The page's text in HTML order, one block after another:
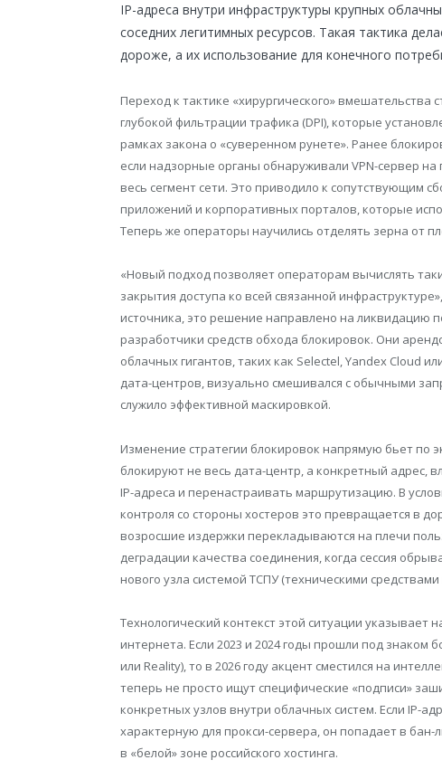
IP-адреса внутри инфраструктуры крупных
соседних легитимных ресурсов. Такая тактика
дороже, а их использование для конечного
Переход к тактике «хирургического»
глубокой фильтрации трафика (DPI), которые
рамках закона о «суверенном рунете». Ранее
если надзорные органы обнаруживали VPN-сервер
весь сегмент сети. Это приводило к сопутствующим
приложений и корпоративных порталов, которые
Теперь же операторы научились отделять зерна от
«Новый подход позволяет операторам вычислять
закрытия доступа ко всей связанной
источника, это решение направлено на ликвидацию
разработчики средств обхода блокировок. Они
облачных гигантов, таких как Selectel, Yandex Cloud
дата-центров, визуально смешивался с обычными
служило эффективной маскировкой.
Изменение стратегии блокировок напрямую бьет по
блокируют не весь дата-центр, а конкретный адрес,
IP-адреса и перенастраивать маршрутизацию. В
контроля со стороны хостеров это превращается в
возросшие издержки перекладываются на плечи
деградации качества соединения, когда сессия
нового узла системой ТСПУ (техническими
Технологический контекст этой ситуации указывает
интернета. Если 2023 и 2024 годы прошли под знаком
или Reality), то в 2026 году акцент сместился на
теперь не просто ищут специфические «подписи»
конкретных узлов внутри облачных систем. Если IP-
характерную для прокси-сервера, он попадает в
в «белой» зоне российского хостинга.